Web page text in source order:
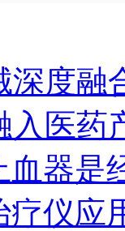
深度融
入医药
血器是
疗仪应